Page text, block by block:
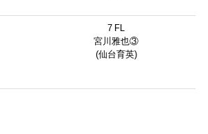
7 FL
宮川雅也③
(仙台育英)